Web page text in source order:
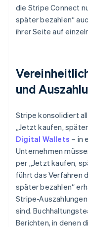
die Stripe Connect
später bezahlen“
ihrer Seite auf
und
Stripe konsolidiert
„Jetzt kaufen,
Digital Wallets – in
Unternehmen
per „Jetzt kaufen,
führt das Verfahren
später bezahlen“
Stripe-
sind.
Berichten, in denen